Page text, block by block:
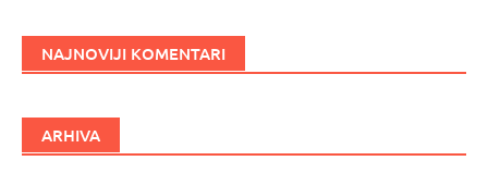
NAJNOVIJI KOMENTARI
ARHIVA